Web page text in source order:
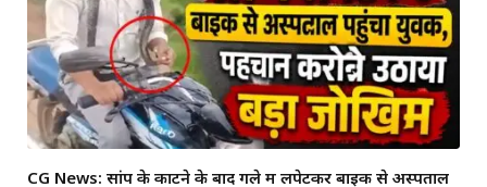
CG News: सांप के काटने के बाद गले में लपेटकर बाइक से अस्पताल